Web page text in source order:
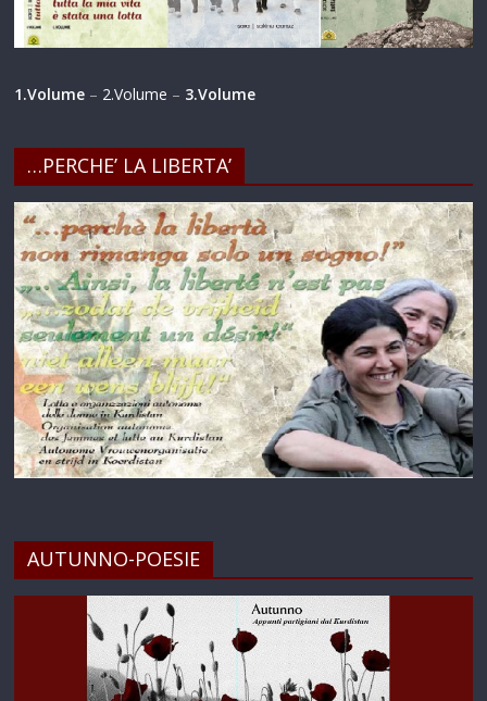
1.Volume – 2.Volume – 3.Volume
…PERCHE’ LA LIBERTA’
AUTUNNO-POESIE